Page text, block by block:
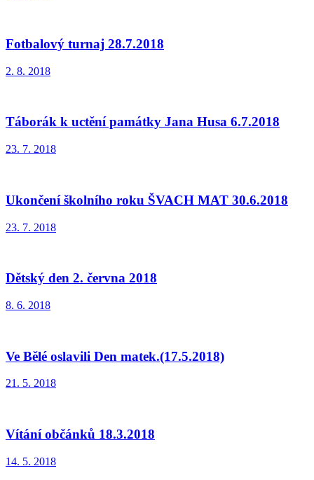
Fotbalový turnaj 28.7.2018
2. 8. 2018
Táborák k uctění památky Jana Husa 6.7.2018
23. 7. 2018
Ukončení školního roku ŠVACH MAT 30.6.2018
23. 7. 2018
Dětský den 2. června 2018
8. 6. 2018
Ve Bělé oslavili Den matek.(17.5.2018)
21. 5. 2018
Vítání občánků 18.3.2018
14. 5. 2018